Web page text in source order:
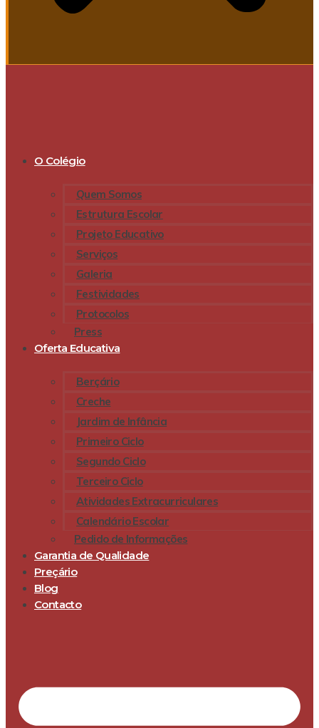
O Colégio
Quem Somos
Estrutura Escolar
Projeto Educativo
Serviços
Galeria
Festividades
Protocolos
Press
Oferta Educativa
Berçário
Creche
Jardim de Infância
Primeiro Ciclo
Segundo Ciclo
Terceiro Ciclo
Atividades Extracurriculares
Calendário Escolar
Pedido de Informações
Garantia de Qualidade
Preçário
Blog
Contacto